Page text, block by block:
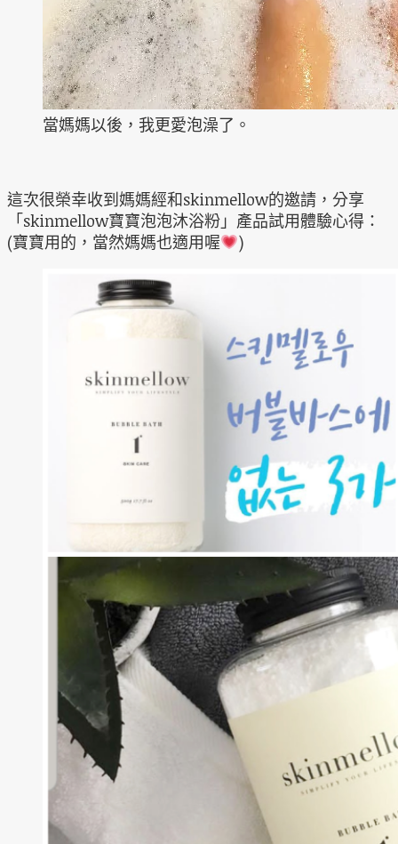
當媽媽以後，我更愛泡澡了。
這次很榮幸收到媽媽經和skinmellow的邀請，分享
「skinmellow寶寶泡泡沐浴粉」產品試用體驗心得：
(寶寶用的，當然媽媽也適用喔
)